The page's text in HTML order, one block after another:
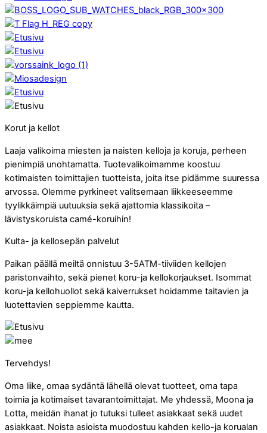
Korut ja kellot
Laaja valikoima miesten ja naisten kelloja ja koruja, perheen
pienimpiä unohtamatta. Tuotevalikoimamme koostuu
kotimaisten toimittajien tuotteista, joita itse pidämme suuressa
arvossa. Olemme pyrkineet valitsemaan liikkeeseemme
tyylikkäimpiä uutuuksia sekä ajattomia klassikoita –
lävistyskoruista camé-koruihin!
Kulta- ja kellosepän palvelut
Paikan päällä meiltä onnistuu 3-5ATM-tiiviiden kellojen
paristonvaihto, sekä pienet koru-ja kellokorjaukset. Isommat
koru-ja kellohuollot sekä kaiverrukset hoidamme taitavien ja
luotettavien seppiemme kautta.
Tervehdys!
Oma liike, omaa sydäntä lähellä olevat tuotteet, oma tapa
toimia ja kotimaiset tavarantoimittajat. Me yhdessä, Moona ja
Lotta, meidän ihanat jo tutuksi tulleet asiakkaat sekä uudet
asiakkaat. Noista asioista muodostuu kahden kello-ja korualan